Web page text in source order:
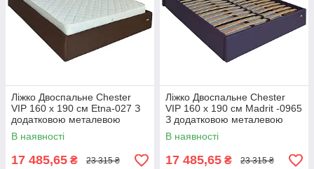
Ліжко Двоспальне Chester
VIP 160 х 190 см Etna-027 З
додатковою металевою
цільнозварною рамою
Коричневий
В наявності
17 485,65 ₴ 23 315 ₴
Ліжко Двоспальне Chester
VIP 160 х 190 см Madrit -0965
З додатковою металевою
цільнозварною рамою
Фіолетовий
В наявності
17 485,65 ₴ 23 315 ₴